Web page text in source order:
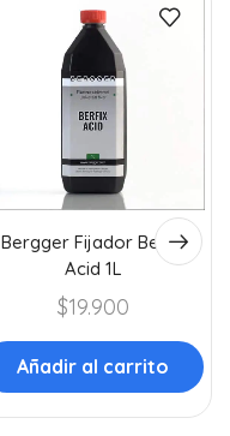
Bergger Fijador Berfix
Acid 1L
$19.900
Añadir al carrito